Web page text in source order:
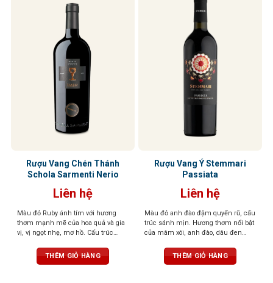
Rượu Vang Chén Thánh
Schola Sarmenti Nerio
Liên hệ
Màu đỏ Ruby ánh tím với hương
thơm mạnh mẽ của hoa quả và gia
vị, vị ngọt nhẹ, mơ hồ. Cấu trúc
THÊM GIỎ HÀNG
Rượu Vang Ý Stemmari
Passiata
Liên hệ
Màu đỏ anh đào đậm quyến rũ, cấu
trúc sánh mịn. Hương thơm nổi bật
của mâm xôi, anh đào, dâu đen
đen cay nồng. Khi rượu “thở” trong
ly, tầng hương vani và thuốc lá tinh
THÊM GIỎ HÀNG